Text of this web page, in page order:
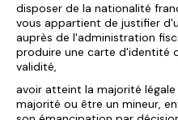
disposer de la nationalité
vous appartient de justifier
auprès de l'administration
produire une carte d'identité
validité,
avoir atteint la majorité
majorité ou être un mineur,